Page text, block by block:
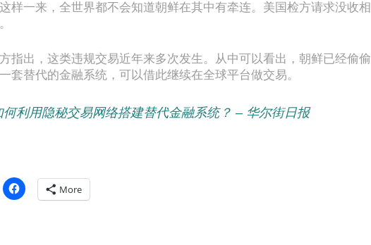
样一来，全世界都不会知道朝鲜在其中有牵连。美国检方请求没收相
指出，这类违规交易近年来多次发生。从中可以看出，朝鲜已经偷偷
套替代的金融系统，可以借此继续在全球平台做交易。
何利用隐秘交易网络搭建替代金融系统？ – 华尔街日报
More